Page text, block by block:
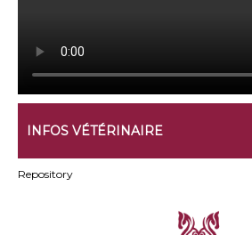
INFOS VÉTÉRINAIRE
Repository